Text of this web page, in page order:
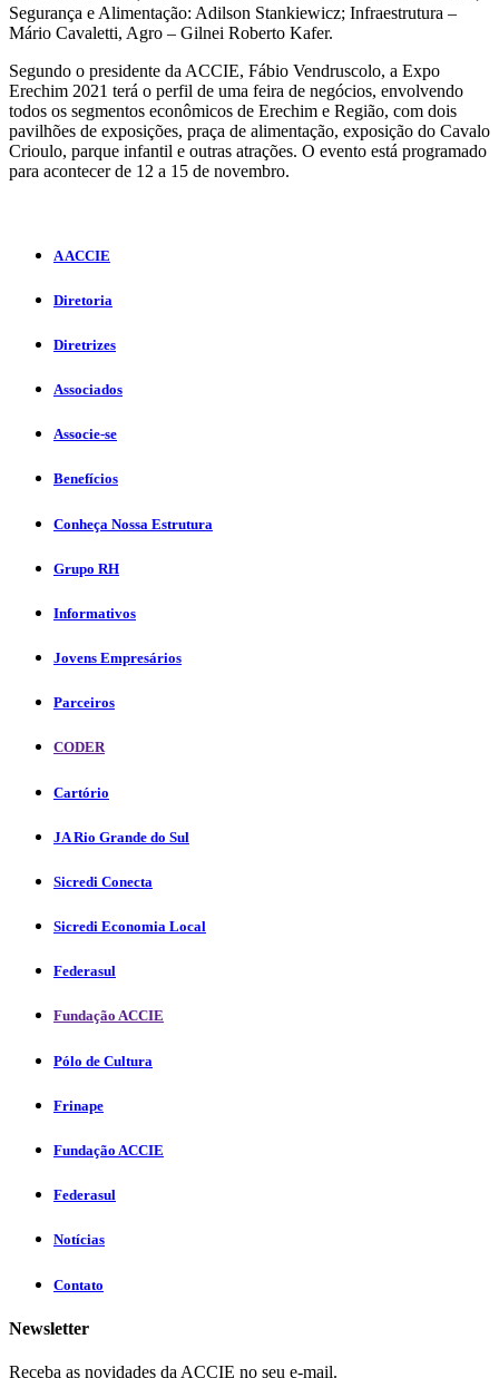
Segurança e Alimentação: Adilson Stankiewicz; Infraestrutura –
Mário Cavaletti, Agro – Gilnei Roberto Kafer.
Segundo o presidente da ACCIE, Fábio Vendruscolo, a Expo
Erechim 2021 terá o perfil de uma feira de negócios, envolvendo
todos os segmentos econômicos de Erechim e Região, com dois
pavilhões de exposições, praça de alimentação, exposição do Cavalo
Crioulo, parque infantil e outras atrações. O evento está programado
para acontecer de 12 a 15 de novembro.
A ACCIE
Diretoria
Diretrizes
Associados
Associe-se
Benefícios
Conheça Nossa Estrutura
Grupo RH
Informativos
Jovens Empresários
Parceiros
CODER
Cartório
JA Rio Grande do Sul
Sicredi Conecta
Sicredi Economia Local
Federasul
Fundação ACCIE
Pólo de Cultura
Frinape
Fundação ACCIE
Federasul
Notícias
Contato
Newsletter
Receba as novidades da ACCIE no seu e-mail.